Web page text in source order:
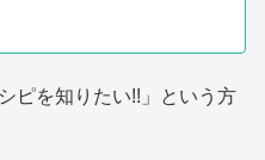
ピを知りたい!!」という方